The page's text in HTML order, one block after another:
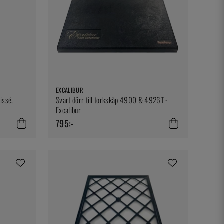
EXCALIBUR
Svart dörr till torkskåp 4900 & 4926T -
Excalibur
795:-